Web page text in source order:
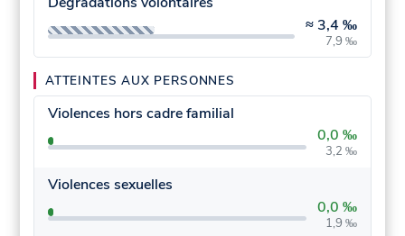
≈ 3,4 ‰
7,9 ‰
ATTEINTES AUX PERSONNES
Violences hors cadre familial
0,0 ‰
3,2 ‰
Violences sexuelles
0,0 ‰
1,9 ‰